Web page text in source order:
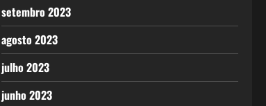
setembro 2023
agosto 2023
julho 2023
junho 2023